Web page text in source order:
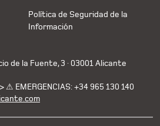
Política de Seguridad de la
Información
de la Fuente, 3 · 03001 Alicante
⚠ EMERGENCIAS: +34 965 130 140